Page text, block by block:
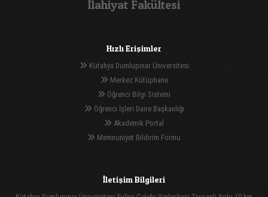
İlahiyat Fakültesi
Hızlı Erişimler
Kütahya Dumlupınar Üniversitesi
Merkez Kütüphane
Öğrenci Bilgi Sistemi
Öğrenci İşleri Daire Başkanlığı
Akademik Portal
Memnuniyet Bildirim Formu
İletişim Bilgileri